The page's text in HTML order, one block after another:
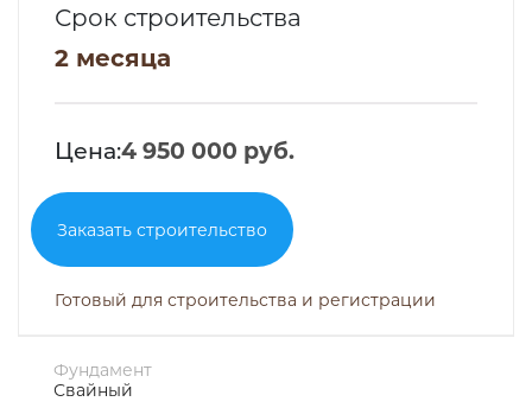
Срок строительства
2 месяца
Цена:4 950 000 руб.
Заказать строительство
Готовый для строительства и регистрации
Фундамент
Свайный